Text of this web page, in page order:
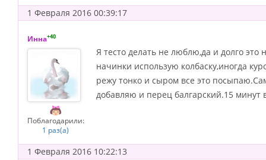
1 Февраля 2016 00:39:17
Инна+40
Поблагодарили:
1 раз(а)
Я тесто делать не люблю,да и долго это
начинки использую колбаску,иногда
режу тонко и сыром все это
добавляю и перец балгарский.15 минут
1 Февраля 2016 10:22:13